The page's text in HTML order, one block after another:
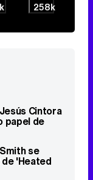
258k
Cintora
papel de
se
'Heated